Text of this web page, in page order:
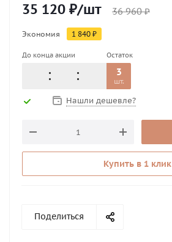
35 120 ₽/шт 36 960₽
Экономия 1 840 ₽
До конца акции Остаток
3
шт.
Нашли дешевле?
Купить в 1 клик
Поделиться